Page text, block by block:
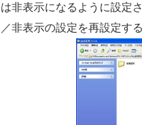
は非表示になるように設定
／非表示の設定を再設定す